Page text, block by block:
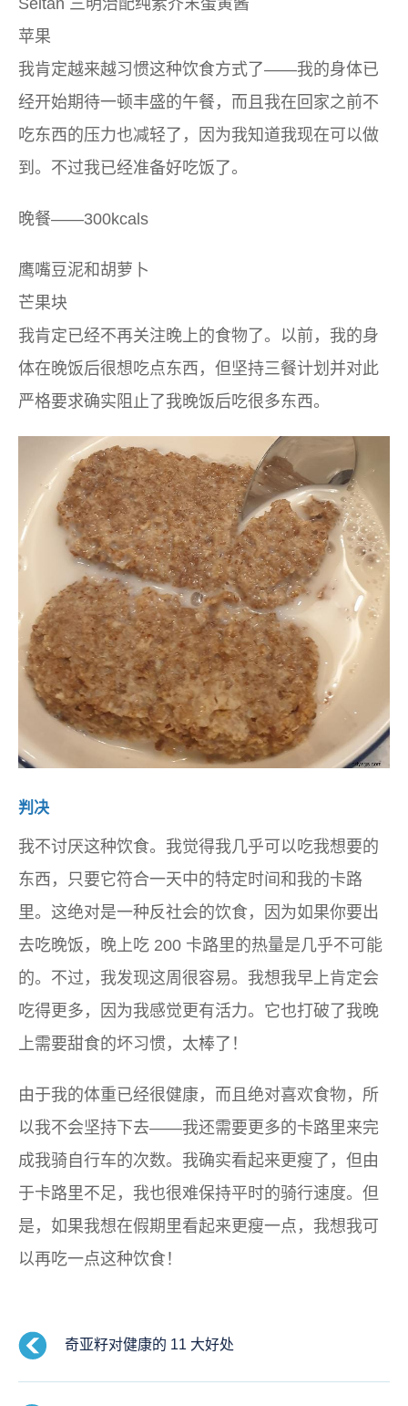
苹果
我肯定越来越习惯这种饮食方式了——我的身体已
经开始期待一顿丰盛的午餐，而且我在回家之前不
吃东西的压力也减轻了，因为我知道我现在可以做
到。不过我已经准备好吃饭了。
晚餐——300kcals
鹰嘴豆泥和胡萝卜
芒果块
我肯定已经不再关注晚上的食物了。以前，我的身
体在晚饭后很想吃点东西，但坚持三餐计划并对此
严格要求确实阻止了我晚饭后吃很多东西。
判决
我不讨厌这种饮食。我觉得我几乎可以吃我想要的
东西，只要它符合一天中的特定时间和我的卡路
里。这绝对是一种反社会的饮食，因为如果你要出
去吃晚饭，晚上吃 200 卡路里的热量是几乎不可能
的。不过，我发现这周很容易。我想我早上肯定会
吃得更多，因为我感觉更有活力。它也打破了我晚
上需要甜食的坏习惯，太棒了！
由于我的体重已经很健康，而且绝对喜欢食物，所
以我不会坚持下去——我还需要更多的卡路里来完
成我骑自行车的次数。我确实看起来更瘦了，但由
于卡路里不足，我也很难保持平时的骑行速度。但
是，如果我想在假期里看起来更瘦一点，我想我可
以再吃一点这种饮食！
奇亚籽对健康的 11 大好处